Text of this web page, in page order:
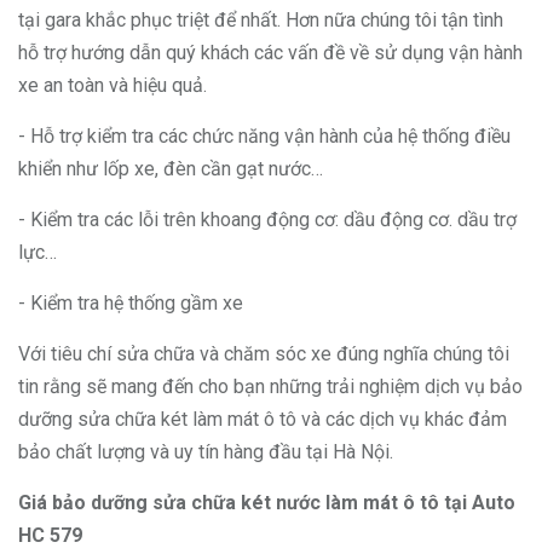
tại gara khắc phục triệt để nhất. Hơn nữa chúng tôi tận tình
hỗ trợ hướng dẫn quý khách các vấn đề về sử dụng vận hành
xe an toàn và hiệu quả.
- Hỗ trợ kiểm tra các chức năng vận hành của hệ thống điều
khiển như lốp xe, đèn cần gạt nước…
- Kiểm tra các lỗi trên khoang động cơ: dầu động cơ. dầu trợ
lực…
- Kiểm tra hệ thống gầm xe
Với tiêu chí sửa chữa và chăm sóc xe đúng nghĩa chúng tôi
tin rằng sẽ mang đến cho bạn những trải nghiệm dịch vụ bảo
dưỡng sửa chữa két làm mát ô tô và các dịch vụ khác đảm
bảo chất lượng và uy tín hàng đầu tại Hà Nội.
Giá bảo dưỡng sửa chữa két nước làm mát ô tô tại Auto
HC 579